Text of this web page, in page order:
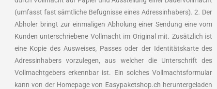
(umfasst fast sämtliche Befugnisse eines Adressinhabers). 2. Der
Abholer bringt zur einmaligen Abholung einer Sendung eine vom
Kunden unterschriebene Vollmacht im Original mit. Zusätzlich ist
eine Kopie des Ausweises, Passes oder der Identitätskarte des
Adressinhabers vorzulegen, aus welcher die Unterschrift des
Vollmachtgebers erkennbar ist. Ein solches Vollmachtsformular
kann von der Homepage von Easypaketshop.ch heruntergeladen